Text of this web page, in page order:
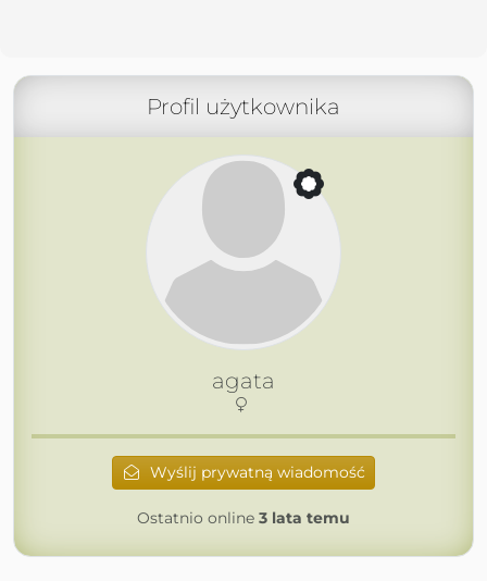
Profil użytkownika
agata
Wyślij prywatną wiadomość
Ostatnio online 3 lata temu